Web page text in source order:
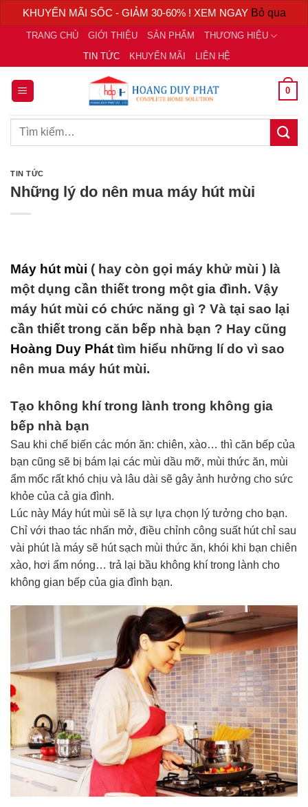
KHUYẾN MÃI SỐC - GIẢM 30-60% ! XEM NGAY Bỏ qua
Chuyển
nội
dung
TRANG CHỦ GIỚI THIỆU SẢN PHẨM
THƯƠNG HIỆU
TIN TỨC
KHUYẾN MÃI LIÊN HỆ
0
Tìm
TIN TỨC
Những lý do nên mua máy hút mùi
Máy hút mùi ( hay còn gọi máy khử mùi ) là
một dụng cần thiết trong một gia đình. Vậy
máy hút mùi có chức năng gì ? Và tại sao lại
cần thiết trong căn bếp nhà bạn ? Hay cũng
Hoàng Duy Phát tìm hiểu những lí do vì sao
nên mua máy hút mùi.
Tạo không khí trong lành trong không gia
bếp nhà bạn
Sau khi chế biến các món ăn: chiên, xào… thì căn bếp của
bạn cũng sẽ bị bám lại các mùi dầu mỡ, mùi thức ăn, mùi
ẩm mốc rất khó chịu và lâu dài sẽ gây ảnh hưởng cho sức
khỏe của cả gia đình.
Lúc này Máy hút mùi sẽ là sự lựa chọn lý tưởng cho bạn.
Chỉ với thao tác nhấn mở, điều chỉnh công suất hút chỉ sau
vài phút là máy sẽ hút sạch mùi thức ăn, khói khi bạn chiên
xào, hơi ẩm nóng… trả lại bầu không khí trong lành cho
không gian bếp của gia đình bạn.